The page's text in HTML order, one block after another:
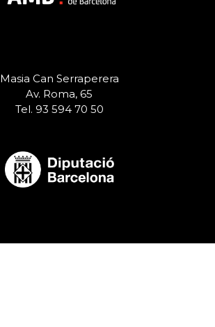
Masia Can Serraperera
Av. Roma, 65
Tel. 93 594 70 50